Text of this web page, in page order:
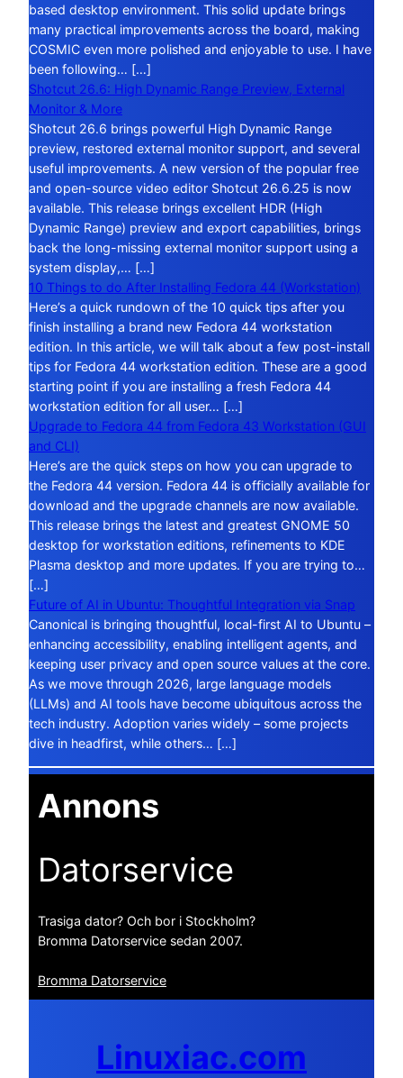
based desktop environment. This solid update brings
many practical improvements across the board, making
COSMIC even more polished and enjoyable to use. I have
been following… […]
Shotcut 26.6: High Dynamic Range Preview, External
Monitor & More
Shotcut 26.6 brings powerful High Dynamic Range
preview, restored external monitor support, and several
useful improvements. A new version of the popular free
and open-source video editor Shotcut 26.6.25 is now
available. This release brings excellent HDR (High
Dynamic Range) preview and export capabilities, brings
back the long-missing external monitor support using a
system display,… […]
10 Things to do After Installing Fedora 44 (Workstation)
Here’s a quick rundown of the 10 quick tips after you
finish installing a brand new Fedora 44 workstation
edition. In this article, we will talk about a few post-install
tips for Fedora 44 workstation edition. These are a good
starting point if you are installing a fresh Fedora 44
workstation edition for all user… […]
Upgrade to Fedora 44 from Fedora 43 Workstation (GUI
and CLI)
Here’s are the quick steps on how you can upgrade to
the Fedora 44 version. Fedora 44 is officially available for
download and the upgrade channels are now available.
This release brings the latest and greatest GNOME 50
desktop for workstation editions, refinements to KDE
Plasma desktop and more updates. If you are trying to…
[…]
Future of AI in Ubuntu: Thoughtful Integration via Snap
Canonical is bringing thoughtful, local-first AI to Ubuntu –
enhancing accessibility, enabling intelligent agents, and
keeping user privacy and open source values at the core.
As we move through 2026, large language models
(LLMs) and AI tools have become ubiquitous across the
tech industry. Adoption varies widely – some projects
dive in headfirst, while others… […]
Annons
Datorservice
Trasiga dator? Och bor i Stockholm?
Bromma Datorservice sedan 2007.
Bromma Datorservice
Linuxiac.com